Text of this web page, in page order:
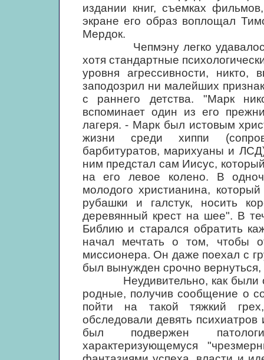
издании книг, съемках
экране его образ воплощал
Мердок.
Чепмэну легко удавалось
хотя стандартные
уровня агрессивности,
заподозрил ни малейших
с раннего детства. "Марк
вспоминает один из его
лагеря. - Марк был истовым
жизни среди хиппи
барбитуратов, марихуаны и
ним предстал сам Иисус,
на его левое колено. В
молодого христианина,
рубашки и галстук, носить
деревянный крест на шее". В
Библию и старался обратить
начал мечтать о том, чтобы
миссионера. Он даже поехал с
был вынужден срочно вернуться,
Неудивительно, как были
родные, получив сообщение о
пойти на такой тяжкий
обследовали девять
был подвержен
характеризующемуся